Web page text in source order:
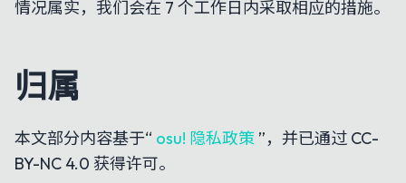
情况属实，我们会在 7 个工作日内采取相应的措施。
归属
本文部分内容基于“ osu! 隐私政策 ”，并已通过 CC-
BY-NC 4.0 获得许可。